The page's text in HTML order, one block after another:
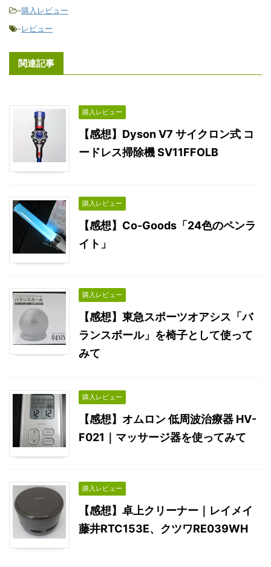
-購入レビュー
-レビュー
関連記事
購入レビュー
【感想】Dyson V7 サイクロン式 コ
ードレス掃除機 SV11FFOLB
購入レビュー
【感想】Co-Goods「24色のペンラ
イト」
購入レビュー
【感想】東急スポーツオアシス「バ
ランスボール」を椅子として使って
みて
購入レビュー
【感想】オムロン 低周波治療器 HV-
F021｜マッサージ器を使ってみて
購入レビュー
【感想】卓上クリーナー｜レイメイ
藤井RTC153E、クツワRE039WH